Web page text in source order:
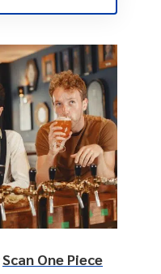
Scan One Piece